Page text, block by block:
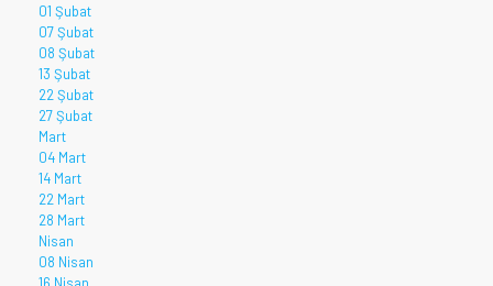
01 Şubat
07 Şubat
08 Şubat
13 Şubat
22 Şubat
27 Şubat
Mart
04 Mart
14 Mart
22 Mart
28 Mart
Nisan
08 Nisan
16 Nisan